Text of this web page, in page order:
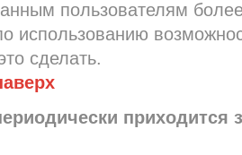
пользователям
использованию
сделать.
приходится